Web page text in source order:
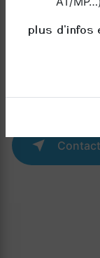
plus d'infos
réussir votre
devenir un
En